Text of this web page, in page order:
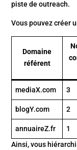
piste de outreach.
Vous pouvez créer
Domaine
référent
mediaX.com 3
blogY.com 2
annuaireZ.fr 1
Ainsi, vous